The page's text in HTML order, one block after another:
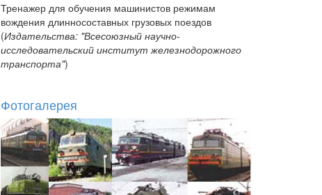
Тренажер для обучения машинистов режимам
вождения длинносоставных грузовых поездов
(Издательства: "Всесоюзный научно-
исследовательский институт железнодорожного
транспорта")
Фотогалерея